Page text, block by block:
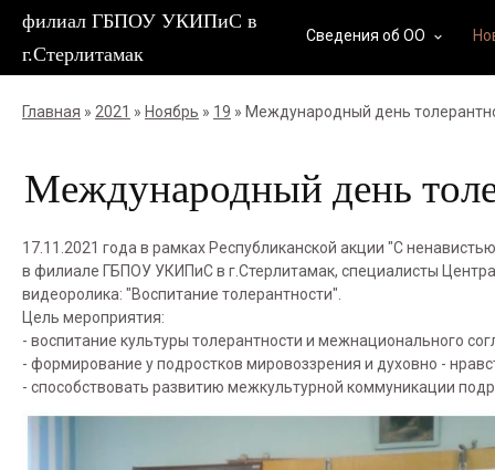
филиал ГБПОУ УКИПиС в
г.Стерлитамак
Сведения об ОО keyboard_arrow_down
Главная » 2021 » Ноябрь » 19 » Международный день
Международный день
17.11.2021 года в рамках Республиканской акции "С
в филиале ГБПОУ УКИПиС в г.Стерлитамак, специалисты
видеоролика: "Воспитание толерантности".
Цель мероприятия:
- воспитание культуры толерантности и межнационального
- формирование у подростков мировоззрения и духовно -
- способствовать развитию межкультурной коммуникации